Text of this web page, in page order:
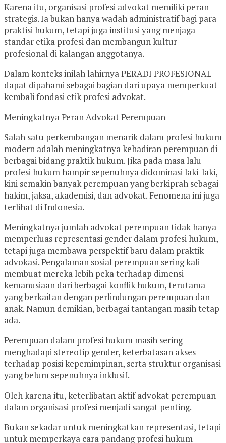
Karena itu, organisasi profesi advokat memiliki peran
strategis. Ia bukan hanya wadah administratif bagi para
praktisi hukum, tetapi juga institusi yang menjaga
standar etika profesi dan membangun kultur
profesional di kalangan anggotanya.
Dalam konteks inilah lahirnya PERADI PROFESIONAL
dapat dipahami sebagai bagian dari upaya memperkuat
kembali fondasi etik profesi advokat.
Meningkatnya Peran Advokat Perempuan
Salah satu perkembangan menarik dalam profesi hukum
modern adalah meningkatnya kehadiran perempuan di
berbagai bidang praktik hukum. Jika pada masa lalu
profesi hukum hampir sepenuhnya didominasi laki-laki,
kini semakin banyak perempuan yang berkiprah sebagai
hakim, jaksa, akademisi, dan advokat. Fenomena ini juga
terlihat di Indonesia.
Meningkatnya jumlah advokat perempuan tidak hanya
memperluas representasi gender dalam profesi hukum,
tetapi juga membawa perspektif baru dalam praktik
advokasi. Pengalaman sosial perempuan sering kali
membuat mereka lebih peka terhadap dimensi
kemanusiaan dari berbagai konflik hukum, terutama
yang berkaitan dengan perlindungan perempuan dan
anak. Namun demikian, berbagai tantangan masih tetap
ada.
Perempuan dalam profesi hukum masih sering
menghadapi stereotip gender, keterbatasan akses
terhadap posisi kepemimpinan, serta struktur organisasi
yang belum sepenuhnya inklusif.
Oleh karena itu, keterlibatan aktif advokat perempuan
dalam organisasi profesi menjadi sangat penting.
Bukan sekadar untuk meningkatkan representasi, tetapi
untuk memperkaya cara pandang profesi hukum